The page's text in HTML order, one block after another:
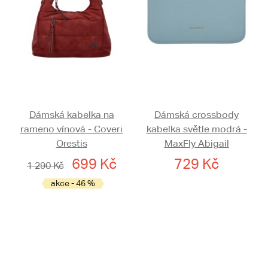
Dámská kabelka na
rameno vínová - Coveri
Orestis
1 290 Kč
699 Kč
akce - 46 %
Dámská crossbody
kabelka světle modrá -
MaxFly Abigail
729 Kč